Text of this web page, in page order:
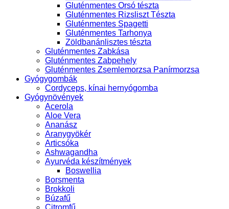
Gluténmentes Orsó tészta
Gluténmentes Rizsliszt Tészta
Gluténmentes Spagetti
Gluténmentes Tarhonya
Zöldbanánlisztes tészta
Gluténmentes Zabkása
Gluténmentes Zabpehely
Gluténmentes Zsemlemorzsa Panírmorzsa
Gyógygombák
Cordyceps, kínai hernyógomba
Gyógynövények
Acerola
Aloe Vera
Ananász
Aranygyökér
Articsóka
Ashwagandha
Ayurvéda készítmények
Boswellia
Borsmenta
Brokkoli
Búzafű
Citromfű